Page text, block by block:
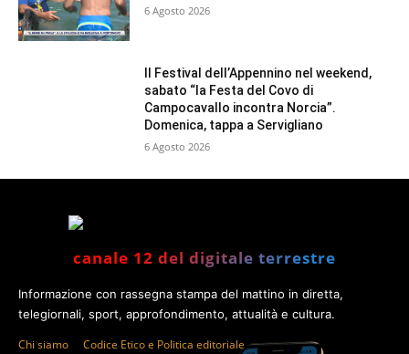
6 Agosto 2026
Il Festival dell’Appennino nel weekend,
sabato “la Festa del Covo di
Campocavallo incontra Norcia”.
Domenica, tappa a Servigliano
6 Agosto 2026
canale 12 del digitale terrestre
Informazione con rassegna stampa del mattino in diretta,
telegiornali, sport, approfondimento, attualità e cultura.
Chi siamo Codice Etico e Politica editoriale